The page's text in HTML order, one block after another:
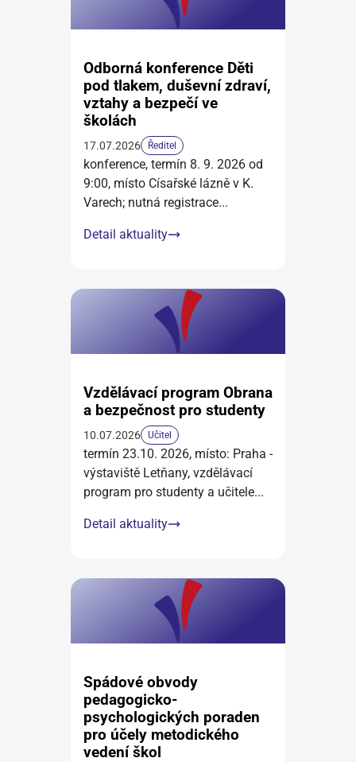
Odborná konference Děti
pod tlakem, duševní zdraví,
vztahy a bezpečí ve
školách
17.07.2026 Ředitel
konference, termín 8. 9. 2026 od
9:00, místo Císařské lázně v K.
Varech; nutná registrace...
Detail aktuality
Vzdělávací program Obrana
a bezpečnost pro studenty
10.07.2026 Učitel
termín 23.10. 2026, místo: Praha -
výstaviště Letňany, vzdělávací
program pro studenty a učitele...
Detail aktuality
Spádové obvody
pedagogicko-
psychologických poraden
pro účely metodického
vedení škol